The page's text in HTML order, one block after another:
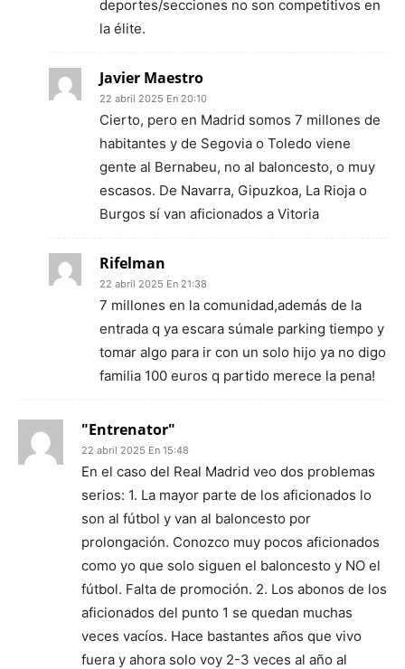
deportes/secciones no son competitivos en
la élite.
Javier Maestro
22 abril 2025 En 20:10
Cierto, pero en Madrid somos 7 millones de
habitantes y de Segovia o Toledo viene
gente al Bernabeu, no al baloncesto, o muy
escasos. De Navarra, Gipuzkoa, La Rioja o
Burgos sí van aficionados a Vitoria
Rifelman
22 abril 2025 En 21:38
7 millones en la comunidad,además de la
entrada q ya escara súmale parking tiempo y
tomar algo para ir con un solo hijo ya no digo
familia 100 euros q partido merece la pena!
"Entrenator"
22 abril 2025 En 15:48
En el caso del Real Madrid veo dos problemas
serios: 1. La mayor parte de los aficionados lo
son al fútbol y van al baloncesto por
prolongación. Conozco muy pocos aficionados
como yo que solo siguen el baloncesto y NO el
fútbol. Falta de promoción. 2. Los abonos de los
aficionados del punto 1 se quedan muchas
veces vacíos. Hace bastantes años que vivo
fuera y ahora solo voy 2-3 veces al año al